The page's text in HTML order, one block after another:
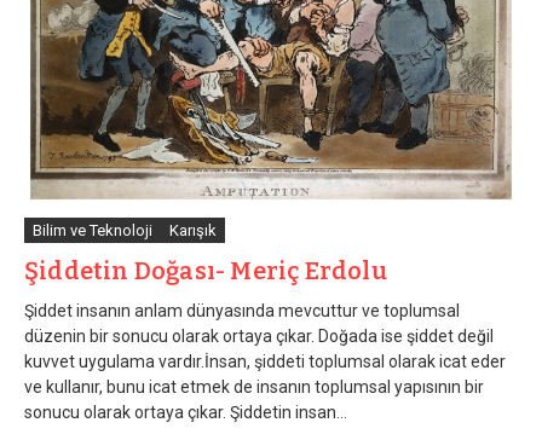
Bilim ve Teknoloji Karışık
Şiddetin Doğası- Meriç Erdolu
Şiddet insanın anlam dünyasında mevcuttur ve toplumsal
düzenin bir sonucu olarak ortaya çıkar. Doğada ise şiddet değil
kuvvet uygulama vardır.İnsan, şiddeti toplumsal olarak icat eder
ve kullanır, bunu icat etmek de insanın toplumsal yapısının bir
sonucu olarak ortaya çıkar. Şiddetin insan...